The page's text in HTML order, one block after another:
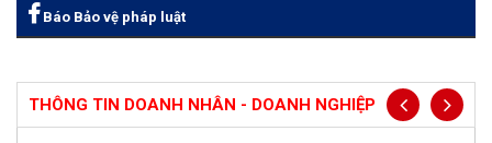
Báo Bảo vệ pháp luật
THÔNG TIN DOANH NHÂN - DOANH NGHIỆP